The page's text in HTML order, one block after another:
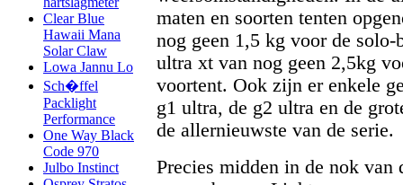
Clear Blue
Hawaii Mana
Solar Claw
Lowa Jannu Lo
Sch�ffel
Packlight
Performance
One Way Black
Code 970
Julbo Instinct
maten en soorten tenten
nog geen 1,5 kg voor de
ultra xt van nog geen 2,5kg
voortent. Ook zijn er enkele
g1 ultra, de g2 ultra en de
de allernieuwste van de serie.
Precies midden in de nok van